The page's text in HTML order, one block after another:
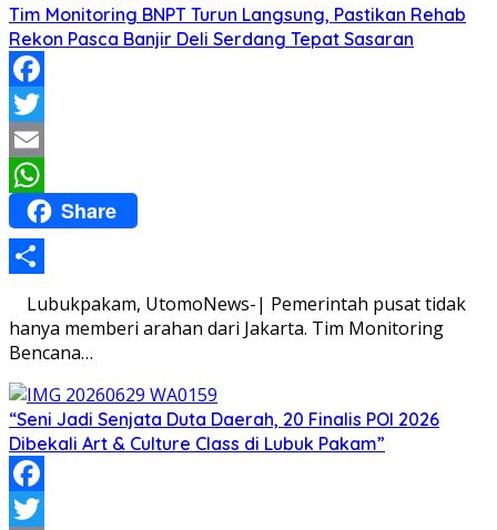
Tim Monitoring BNPT Turun Langsung, Pastikan Rehab
Rekon Pasca Banjir Deli Serdang Tepat Sasaran
Facebook
Twitter
Email
WhatsApp
Share
Share
Lubukpakam, UtomoNews-| Pemerintah pusat tidak
hanya memberi arahan dari Jakarta. Tim Monitoring
Bencana…
“Seni Jadi Senjata Duta Daerah, 20 Finalis POI 2026
Dibekali Art & Culture Class di Lubuk Pakam”
Facebook